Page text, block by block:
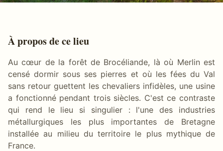
À propos de ce lieu
Au cœur de la forêt de Brocéliande, là où Merlin est
censé dormir sous ses pierres et où les fées du Val
sans retour guettent les chevaliers infidèles, une usine
a fonctionné pendant trois siècles. C'est ce contraste
qui rend le lieu si singulier : l'une des industries
métallurgiques les plus importantes de Bretagne
installée au milieu du territoire le plus mythique de
France.